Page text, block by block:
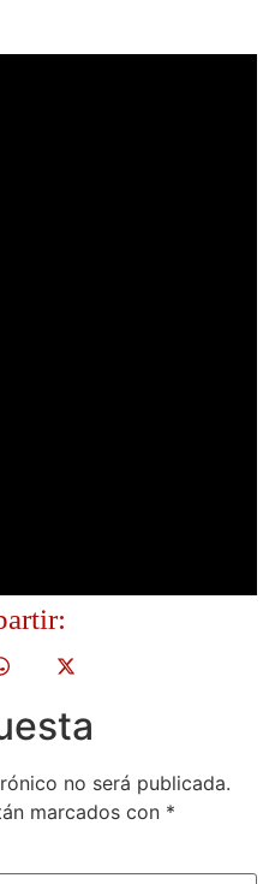
no será publicada.
marcados con *